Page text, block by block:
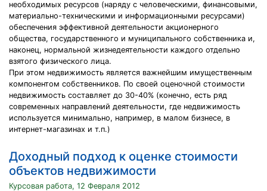
необходимых ресурсов (наряду с человеческими, финансовыми,
материально-техническими и информационными ресурсами)
обеспечения эффективной деятельности акционерного
общества, государственного и муниципального собственника и,
наконец, нормальной жизнедеятельности каждого отдельно
взятого физического лица.
При этом недвижимость является важнейшим имущественным
компонентом собственников. По своей оценочной стоимости
недвижимость составляет до 30-40% (конечно, есть ряд
современных направлений деятельности, где недвижимость
используется минимально, например, в малом бизнесе, в
интернет-магазинах и т.п.)
Доходный подход к оценке стоимости
объектов недвижимости
Курсовая работа, 12 Февраля 2012